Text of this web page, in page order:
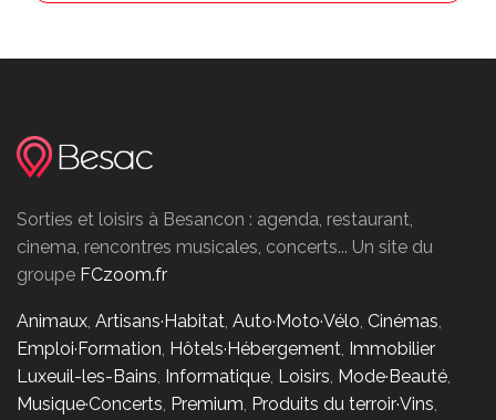
Sorties et loisirs à Besancon : agenda, restaurant,
cinema, rencontres musicales, concerts... Un site du
groupe FCzoom.fr
Animaux, Artisans·Habitat, Auto·Moto·Vélo, Cinémas,
Emploi·Formation, Hôtels·Hébergement, Immobilier
Luxeuil-les-Bains, Informatique, Loisirs, Mode·Beauté,
Musique·Concerts, Premium, Produits du terroir·Vins,